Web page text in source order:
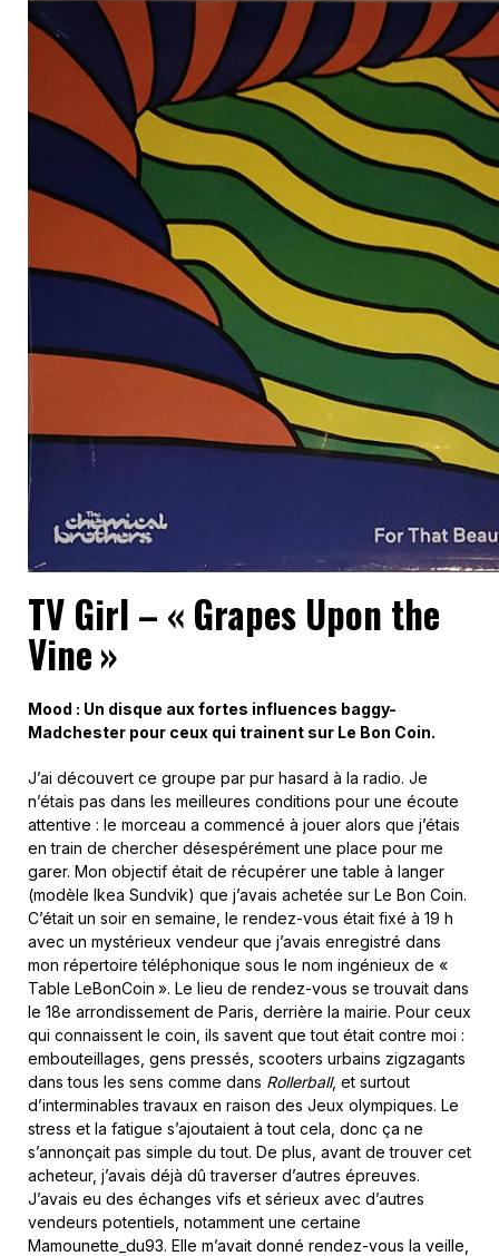
TV Girl – « Grapes Upon the
Vine »
Mood : Un disque aux fortes influences baggy-
Madchester pour ceux qui trainent sur Le Bon Coin.
J’ai découvert ce groupe par pur hasard à la radio. Je
n’étais pas dans les meilleures conditions pour une écoute
attentive : le morceau a commencé à jouer alors que j’étais
en train de chercher désespérément une place pour me
garer. Mon objectif était de récupérer une table à langer
(modèle Ikea Sundvik) que j’avais achetée sur Le Bon Coin.
C’était un soir en semaine, le rendez-vous était fixé à 19 h
avec un mystérieux vendeur que j’avais enregistré dans
mon répertoire téléphonique sous le nom ingénieux de «
Table LeBonCoin ». Le lieu de rendez-vous se trouvait dans
le 18e arrondissement de Paris, derrière la mairie. Pour ceux
qui connaissent le coin, ils savent que tout était contre moi :
embouteillages, gens pressés, scooters urbains zigzagants
dans tous les sens comme dans Rollerball, et surtout
d’interminables travaux en raison des Jeux olympiques. Le
stress et la fatigue s’ajoutaient à tout cela, donc ça ne
s’annonçait pas simple du tout. De plus, avant de trouver cet
acheteur, j’avais déjà dû traverser d’autres épreuves.
J’avais eu des échanges vifs et sérieux avec d’autres
vendeurs potentiels, notamment une certaine
Mamounette_du93. Elle m’avait donné rendez-vous la veille,